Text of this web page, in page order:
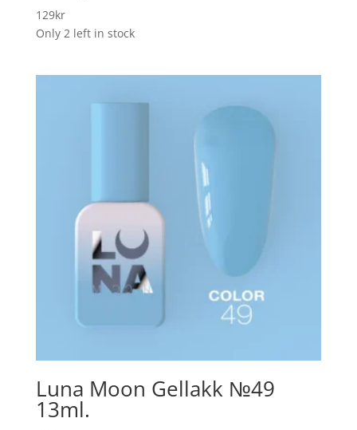
129kr
Only 2 left in stock
Luna Moon Gellakk №49
13ml.